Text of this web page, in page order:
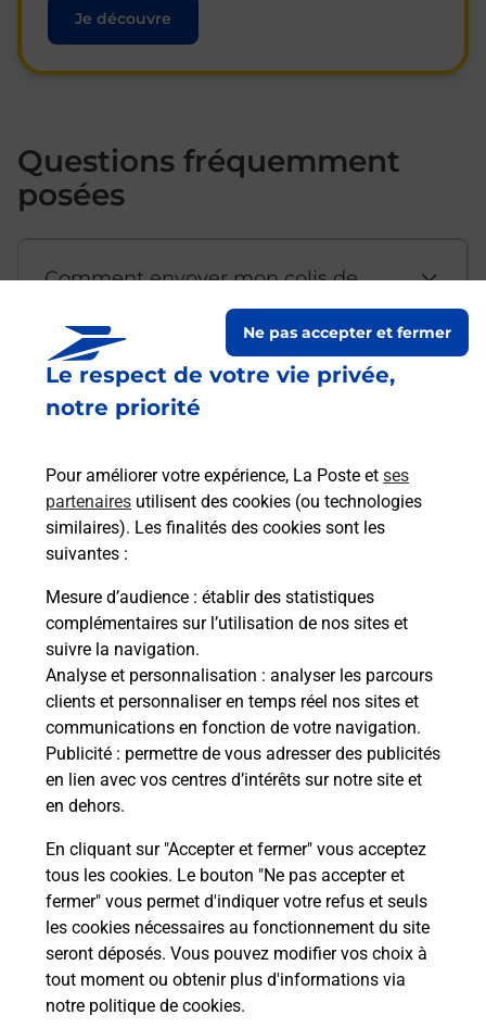
Le respect de votre vie privée,
notre priorité
Pour améliorer votre expérience, La Poste et ses
partenaires utilisent des cookies (ou technologies
similaires). Les finalités des cookies sont les
suivantes :
Mesure d’audience : établir des statistiques
complémentaires sur l’utilisation de nos sites et
suivre la navigation.
Analyse et personnalisation : analyser les parcours
clients et personnaliser en temps réel nos sites et
communications en fonction de votre navigation.
Publicité : permettre de vous adresser des publicités
en lien avec vos centres d’intérêts sur notre site et
en dehors.
En cliquant sur "Accepter et fermer" vous acceptez
tous les cookies. Le bouton "Ne pas accepter et
fermer" vous permet d'indiquer votre refus et seuls
les cookies nécessaires au fonctionnement du site
seront déposés. Vous pouvez modifier vos choix à
tout moment ou obtenir plus d'informations via
notre politique de cookies.
Ne pas accepter et fermer
Je découvre
Questions fréquemment
posées
Comment envoyer mon colis de
Est-il possible d’acheter un
emballage directement depuis un
Comment demander une
modification de livraison ?
Comment La Poste participe-t-elle
à votre sécurité au quotidien ?
Puis-je passer mon code de la route
avec La Poste et sous quelles
conditions ?
Localiser Liste Aube VALLANT ST GEORGES